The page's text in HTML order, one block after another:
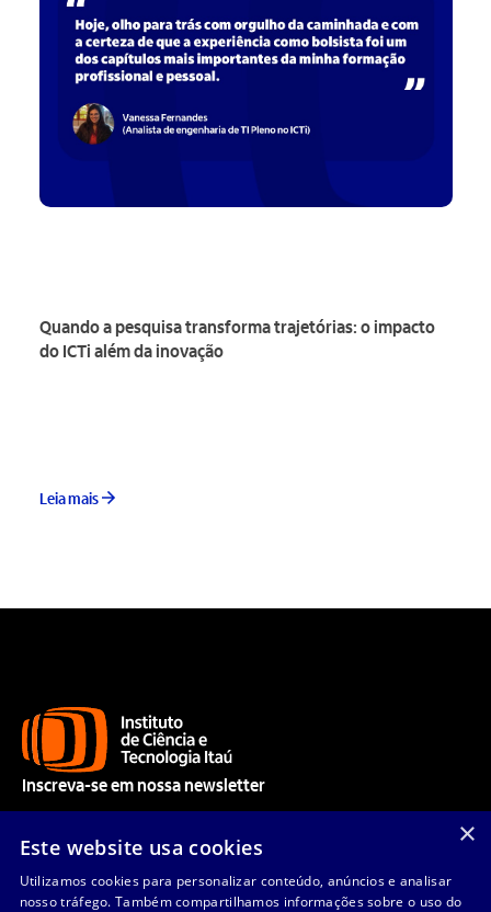
Quando a pesquisa transforma trajetórias: o impacto
do ICTi além da inovação
Leia mais
Inscreva-se em nossa newsletter
×
Este website usa cookies
Utilizamos cookies para personalizar conteúdo, anúncios e analisar
nosso tráfego. Também compartilhamos informações sobre o uso do